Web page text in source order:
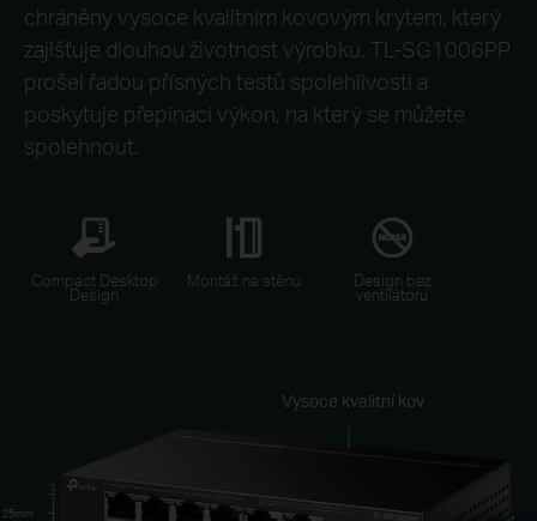
Vysoce kvalitní kov
25mm
chráněny vysoce kvalitním kovovým krytem, který
zajišťuje dlouhou životnost výrobku. TL-SG1006PP
prošel řadou přísných testů spolehlivosti a
poskytuje přepínací výkon, na který se můžete
spolehnout.
Compact Desktop
Design
Montáž na stěnu Design bez
ventilátoru